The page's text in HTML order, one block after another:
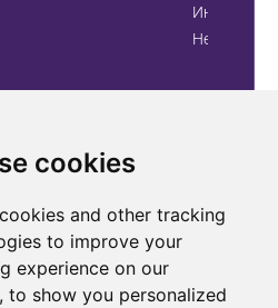
cookies
and other tracking
to improve your
experience on our
to show you personalized